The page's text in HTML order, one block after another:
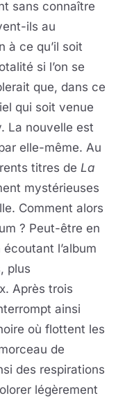
sans connaître
ils au
à ce qu’il soit
si l’on se
que, dans ce
qui soit venue
La nouvelle est
elle-même. Au
titres de La
mystérieuses
Comment alors
? Peut-être en
l’album
plus
Après trois
ainsi
où flottent les
de
des respirations
légèrement